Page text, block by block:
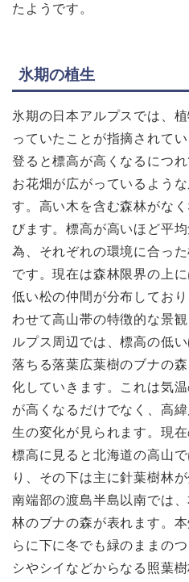
たようです。
氷期の植生
氷期の日本アルプスでは、
っていたことが指摘されて
登ると標高が高くなるにつ
お花畑が広がっているよう
す。高い木を含む森林がな
びます。標高が高いほど平
為、それぞれの環境に合っ
です。現在は森林限界の上
低い松の仲間が分布してお
わせて高山帯の特徴的な景
ルプス周辺では、標高の低
落ちる落葉広葉樹のブナの
化していきます。これは気
が高くなるだけでなく、高
生の変化が見られます。現
標高に見ると北海道の高山
り、その下は主に針葉樹林
南端部の渡島半島以南では
林のブナの森が表れます。
らに下に冬でも緑のままの
シやシイなどからなる照葉